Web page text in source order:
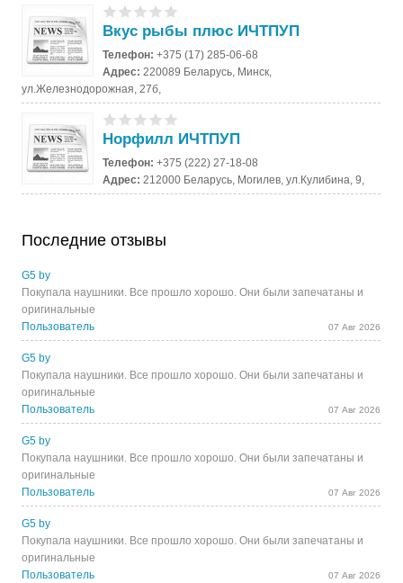
Вкус рыбы плюс ИЧТПУП
Телефон:+375 (17) 285-06-68
Адрес: 220089 Беларусь, Минск,
ул.Железнодорожная, 27б,
Норфилл ИЧТПУП
Телефон:+375 (222) 27-18-08
Адрес: 212000 Беларусь, Могилев, ул.Кулибина, 9,
Последние отзывы
G5 by
Покупала наушники. Все прошло хорошо. Они были запечатаны и
оригинальные
Пользователь
07 Авг 2026
G5 by
Покупала наушники. Все прошло хорошо. Они были запечатаны и
оригинальные
Пользователь
07 Авг 2026
G5 by
Покупала наушники. Все прошло хорошо. Они были запечатаны и
оригинальные
Пользователь
07 Авг 2026
G5 by
Покупала наушники. Все прошло хорошо. Они были запечатаны и
оригинальные
Пользователь
07 Авг 2026